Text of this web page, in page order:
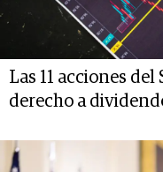
Las 11 acciones
derecho a